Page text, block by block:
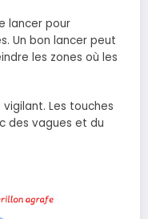
lancer pour
Un bon lancer peut
les zones où les
vigilant. Les touches
des vagues et du